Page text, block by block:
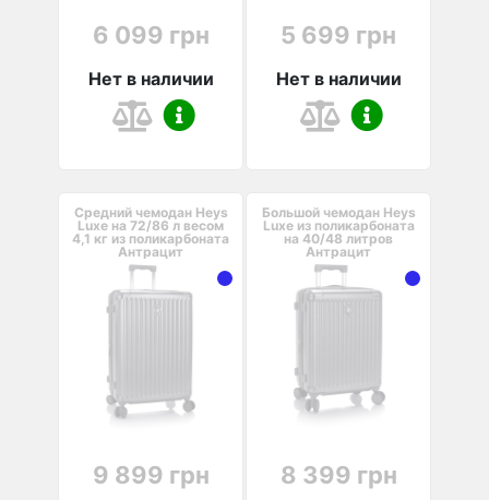
6 099 грн
Нет в наличии
5 699 грн
Нет в наличии
Средний чемодан Heys
Luxe на 72/86 л весом
4,1 кг из поликарбоната
Антрацит
9 899 грн
Большой чемодан Heys
Luxe из поликарбоната
на 40/48 литров
Антрацит
8 399 грн